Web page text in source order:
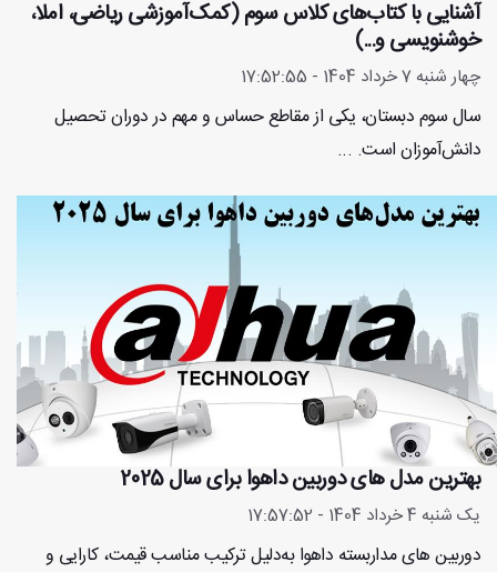
آشنایی با کتاب‌های کلاس سوم (کمک‌آموزشی ریاضی، املا،
خوشنویسی و...)
چهار شنبه 7 خرداد 1404 - 17:52:55
سال سوم دبستان، یکی از مقاطع حساس و مهم در دوران تحصیل
دانش‌آموزان است. ...
بهترین مدل های دوربین داهوا برای سال 2025
یک شنبه 4 خرداد 1404 - 17:57:52
دوربین های مداربسته داهوا به‌دلیل ترکیب مناسب قیمت، کارایی و